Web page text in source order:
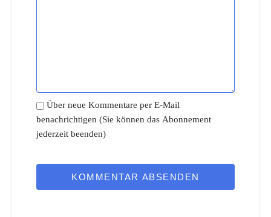
Über neue Kommentare per E-Mail
benachrichtigen (Sie können das Abonnement
jederzeit beenden)
KOMMENTAR ABSENDEN